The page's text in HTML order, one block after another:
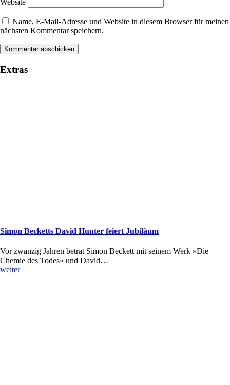
Website
Name, E-Mail-Adresse und Website in diesem Browser für meinen
nächsten Kommentar speichern.
Extras
Simon Becketts David Hunter feiert Jubiläum
Vor zwanzig Jahren betrat Simon Beckett mit seinem Werk »Die
Chemie des Todes« und David…
weiter